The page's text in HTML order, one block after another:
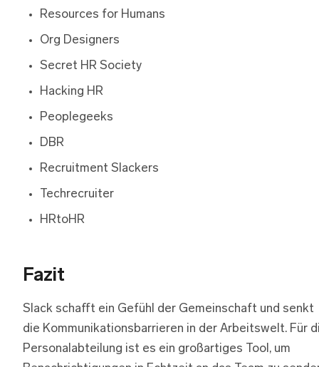
Resources for Humans
Org Designers
Secret HR Society
Hacking HR
Peoplegeeks
DBR
Recruitment Slackers
Techrecruiter
HRtoHR
Fazit
Slack schafft ein Gefühl der Gemeinschaft und senkt
die Kommunikationsbarrieren in der Arbeitswelt. Für
Personalabteilung ist es ein großartiges Tool, um